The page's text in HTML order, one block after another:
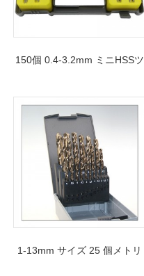
150個 0.4-3.2mm ミニHSSツ
クロ小型クラフトホビー用
1-13mm サイズ 25 個メトリ